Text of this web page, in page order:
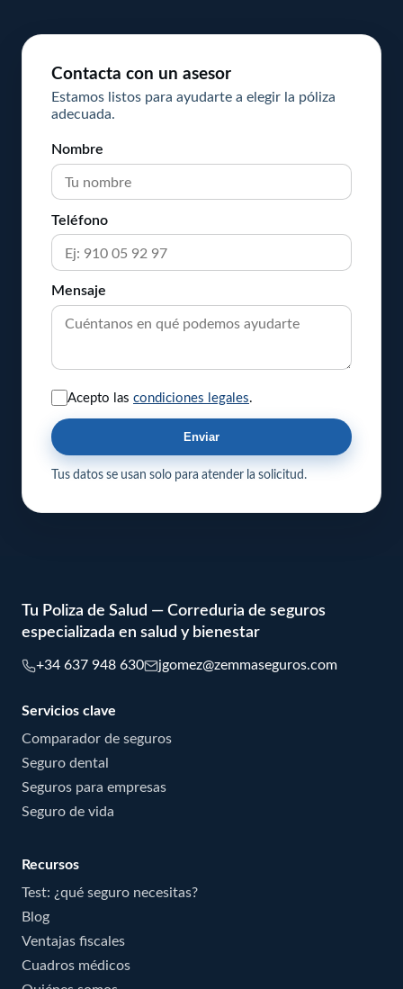
Contacta con un asesor
Estamos listos para ayudarte a elegir la póliza
adecuada.
Nombre
Teléfono
Mensaje
Acepto las condiciones legales
Enviar
Tus datos se usan solo para atender la solicitud.
Tu Poliza de Salud — Correduria de seguros
especializada en salud y bienestar
+34 637 948 630 jgomez@zemmaseguros.com
Servicios clave
Comparador de seguros
Seguro dental
Seguros para empresas
Seguro de vida
Recursos
Test: ¿qué seguro necesitas?
Blog
Ventajas fiscales
Cuadros médicos